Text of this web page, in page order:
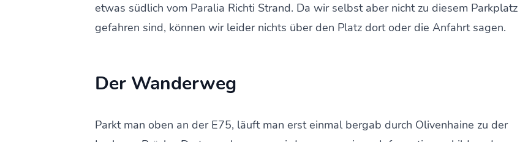
etwas südlich vom Paralia Richti Strand. Da wir selbst aber nicht zu diesem Parkplatz
gefahren sind, können wir leider nichts über den Platz dort oder die Anfahrt sagen.
Der Wanderweg
Parkt man oben an der E75, läuft man erst einmal bergab durch Olivenhaine zu der